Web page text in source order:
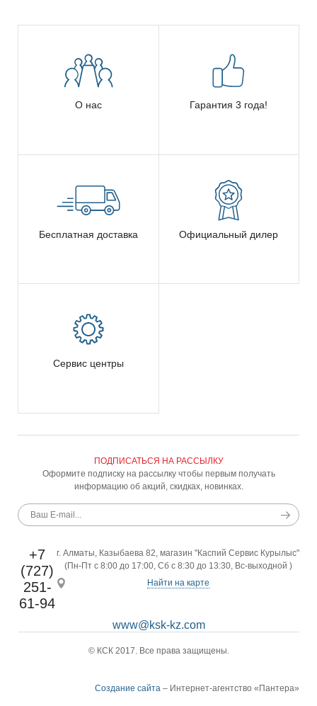
О нас Гарантия 3 года!
Бесплатная доставка Официальный дилер
Сервис центры
ПОДПИСАТЬСЯ НА РАССЫЛКУ
Оформите подписку на рассылку чтобы первым получать
информацию об акций, скидках, новинках.
г. Алматы, Казыбаева 82, магазин "Каспий Сервис Курылыс"
(Пн-Пт с 8:00 до 17:00, Сб с 8:30 до 13:30, Вс-выходной )
Найти на карте
+7
(727)
251-
61-94
www@ksk-kz.com
© КСК 2017. Все права защищены.
Создание сайта – Интернет-агентство «Пантера»